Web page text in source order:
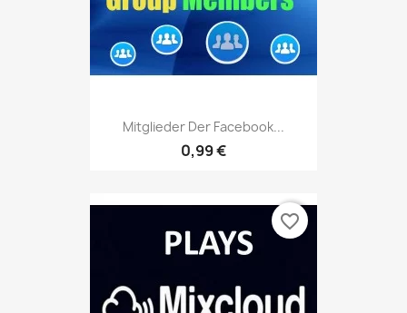
Mitglieder Der Facebook...
0,99 €
favorite_border